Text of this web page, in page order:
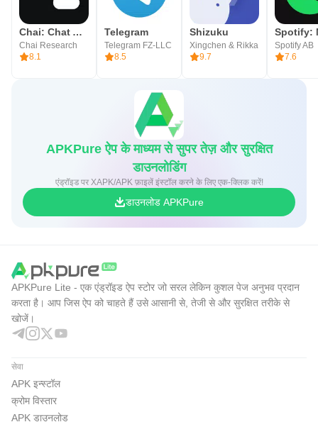
Chai: Chat AI Platform
Chai Research
8.1
Telegram
Telegram FZ-LLC
8.5
Shizuku
Xingchen & Rikka
9.7
Spotify AB
7.6
APKPure ऐप के माध्यम से सुपर तेज़ और सुरक्षित
डाउनलोडिंग
एंड्रॉइड पर XAPK/APK फ़ाइलें इंस्टॉल करने के लिए एक-क्लिक करें!
डाउनलोड APKPure
APKPure Lite - एक एंड्रॉइड ऐप स्टोर जो सरल लेकिन कुशल पेज अनुभव प्रदान
करता है। आप जिस ऐप को चाहते हैं उसे आसानी से, तेजी से और सुरक्षित तरीके से
खोजें।
सेवा
APK इन्स्टॉल
क्रोम विस्तार
APK डाउनलोड